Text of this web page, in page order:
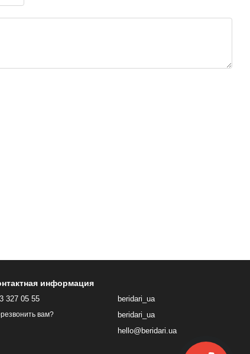
информация
327 05 55
вам?
beridari_ua
beridari_ua
hello@beridari.ua